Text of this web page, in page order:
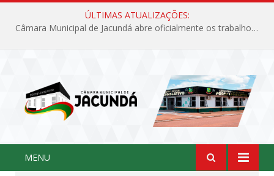
ÚLTIMAS ATUALIZAÇÕES:
Câmara Municipal de Jacundá abre oficialmente os trabalhos legislativos de 2026
MENU